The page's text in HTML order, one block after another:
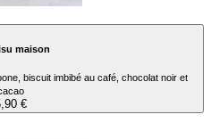
maison
biscuit imbibé au café, chocolat noir et
€